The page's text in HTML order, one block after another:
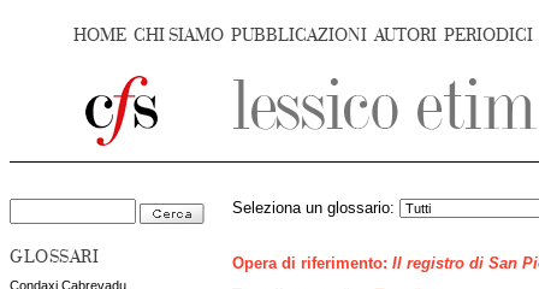
HOME CHI SIAMO PUBBLICAZIONI AUTORI PERIODICI
GLOSSARI
Condaxi Cabrevadu
Seleziona un glossario:
Opera di riferimento: Il registro di San